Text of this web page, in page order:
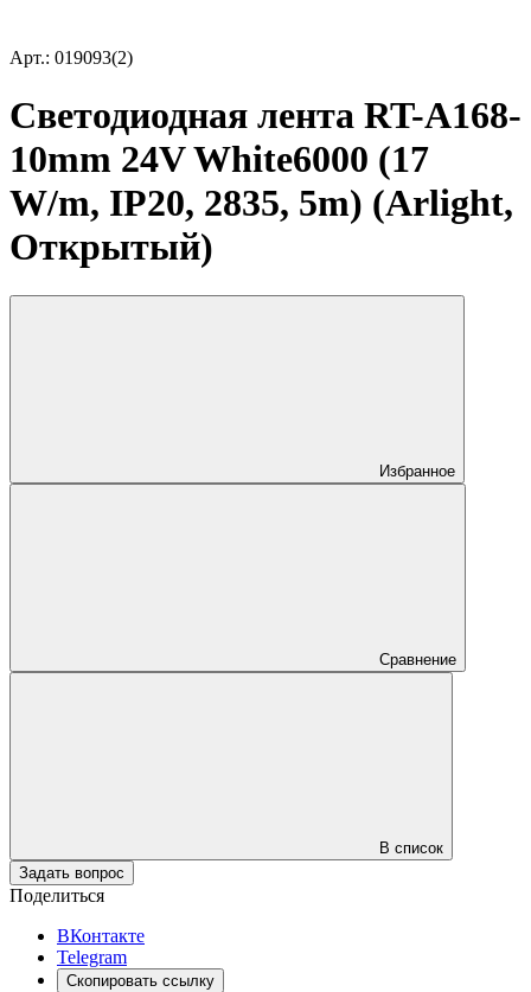
Арт.: 019093(2)
Светодиодная лента RT-A168-
10mm 24V White6000 (17
W/m, IP20, 2835, 5m) (Arlight,
Открытый)
Избранное
Сравнение
В список
Задать вопрос
Поделиться
ВКонтакте
Telegram
Скопировать ссылку